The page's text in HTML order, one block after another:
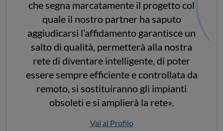
che segna marcatamente il progetto col
quale il nostro partner ha saputo
aggiudicarsi l’affidamento garantisce un
salto di qualità, permetterà alla nostra
rete di diventare intelligente, di poter
essere sempre efficiente e controllata da
remoto, si sostituiranno gli impianti
obsoleti e si amplierà la rete».
Vai al Profilo